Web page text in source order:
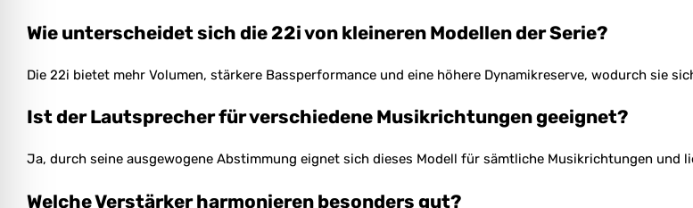
Wie unterscheidet sich die 22i von kleineren Modellen der Serie?
Die 22i bietet mehr Volumen, stärkere Bassperformance und eine höhere Dynamikreserve, wodurch sie
Ist der Lautsprecher für verschiedene Musikrichtungen geeignet?
Ja, durch seine ausgewogene Abstimmung eignet sich dieses Modell für sämtliche Musikrichtungen und
Welche Verstärker harmonieren besonders gut?